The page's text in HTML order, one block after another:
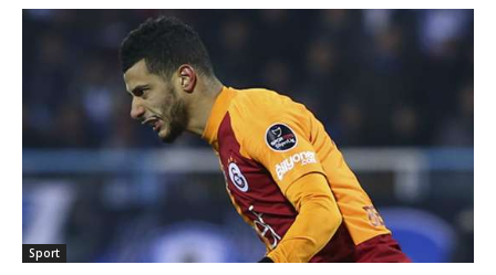
Sport